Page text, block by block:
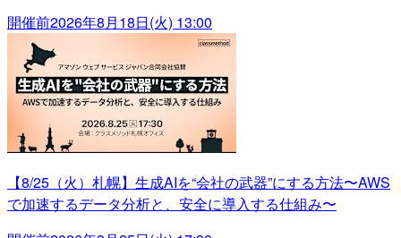
開催前2026年8月18日(火) 13:00
【8/25（火）札幌】生成AIを“会社の武器”にする方法〜AWS
で加速するデータ分析と、安全に導入する仕組み〜